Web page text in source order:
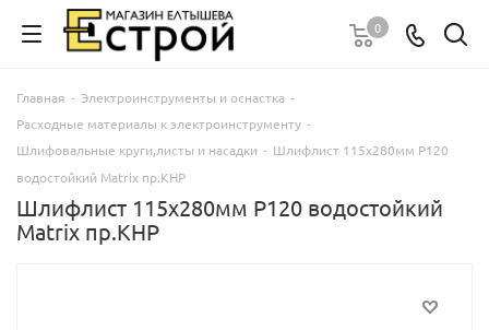
0
Главная - Электроинструменты и оснастка -
Расходные материалы к электроинструменту -
Шлифовальные круги,листы и насадки - Шлифлист 115х280мм Р120
водостойкий Matrix пр.КНР
Шлифлист 115х280мм Р120 водостойкий
Matrix пр.КНР